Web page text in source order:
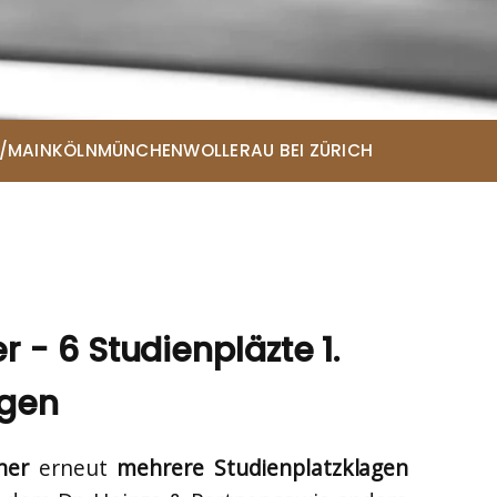
MAINKÖLNMÜNCHENWOLLERAU BEI ZÜRICH
- 6 Studienpläzte 1.
erneut mehrere Studienplatzklagen